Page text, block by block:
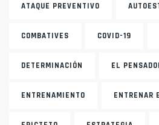
ATAQUE PREVENTIVO
COMBATIVES COVID-19
DETERMINACIÓN EL
ENTRENAMIENTO ENTRENAR